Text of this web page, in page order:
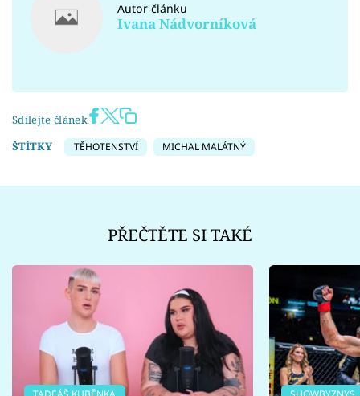
Autor článku
Ivana Nádvorníková
Sdílejte článek
ŠTÍTKY
TĚHOTENSTVÍ MICHAL MALÁTNÝ
PŘEČTĚTE SI TAKÉ